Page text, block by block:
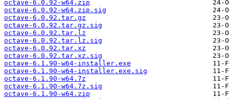
octave-6.0.92-w64.zip
octave-6.0.92-w64.zip.sig
octave-6.0.92.tar.gz
octave-6.0.92.tar.gz.sig
octave-6.0.92.tar.lz
octave-6.0.92.tar.lz.sig
octave-6.0.92.tar.xz
octave-6.0.92.tar.xz.sig
octave-6.1.90-w64-installer.exe
octave-6.1.90-w64-installer.exe.sig
octave-6.1.90-w64.7z
octave-6.1.90-w64.7z.sig
octave-6.1.90-w64.zip